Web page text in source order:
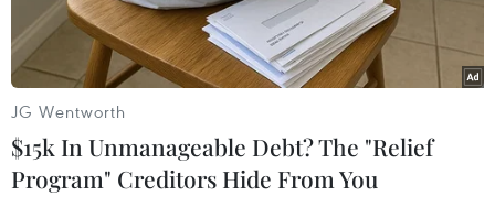
Nhật Bản dự chi gần 19 triệu USD chống
tin tặc trong tài khóa 2021
Trong tài khóa 2021, Nhật Bản dự kiến dành 2 tỷ yen
(khoảng 18,96 triệu USD) để phát triển hệ thống phân
JG Wentworth
$15k In Unmanageable Debt? The "Relief
Program" Creditors Hide From You